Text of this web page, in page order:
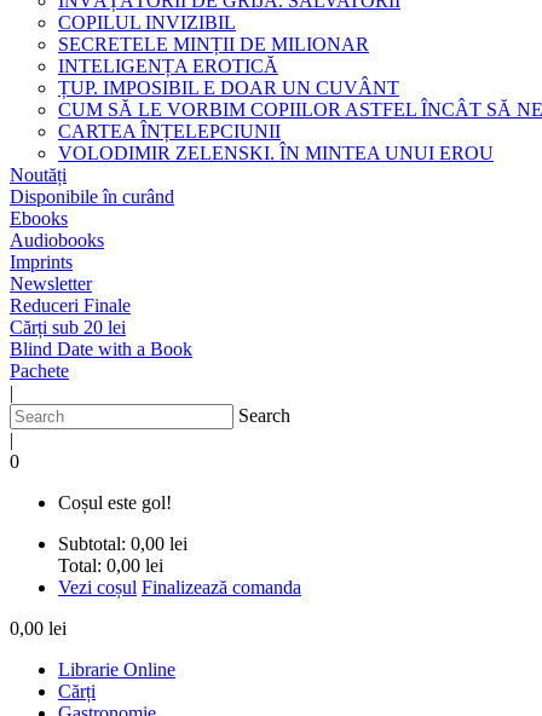
COPILUL INVIZIBIL
SECRETELE MINȚII DE MILIONAR
INTELIGENȚA EROTICĂ
ȚUP. IMPOSIBIL E DOAR UN CUVÂNT
CUM SĂ LE VORBIM COPIILOR ASTFEL ÎNCÂT SĂ
CARTEA ÎNȚELEPCIUNII
VOLODIMIR ZELENSKI. ÎN MINTEA UNUI EROU
Noutăți
Disponibile în curând
Ebooks
Audiobooks
Imprints
Newsletter
Reduceri Finale
Cărți sub 20 lei
Blind Date with a Book
Pachete
|
Search
|
0
Coșul este gol!
Subtotal: 0,00 lei
Total: 0,00 lei
Vezi coșul Finalizează comanda
0,00 lei
Librarie Online
Cărți